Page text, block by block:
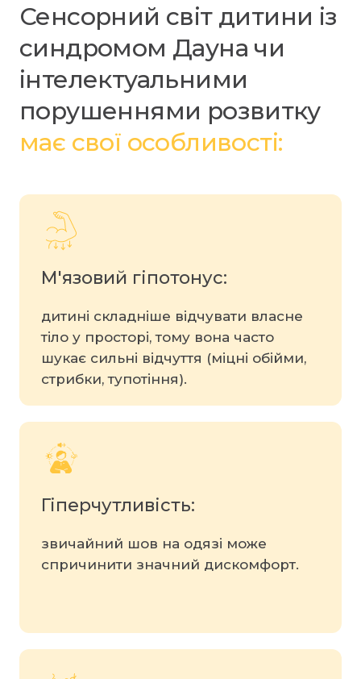
Сенсорний світ дитини із
синдромом Дауна чи
інтелектуальними
порушеннями розвитку
має свої особливості:
М'язовий гіпотонус:
дитині складніше відчувати власне
тіло у просторі, тому вона часто
шукає сильні відчуття (міцні обійми,
стрибки, тупотіння).
Гіперчутливість:
звичайний шов на одязі може
спричинити значний дискомфорт.